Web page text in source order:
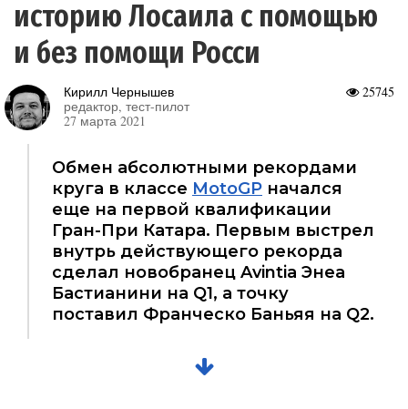
историю Лосаила с помощью
и без помощи Росси
25745
Кирилл Чернышев
редактор, тест-пилот
27 марта 2021
Обмен абсолютными рекордами
круга в классе MotoGP начался
еще на первой квалификации
Гран-При Катара. Первым выстрел
внутрь действующего рекорда
сделал новобранец Avintia Энеа
Бастианини на Q1, а точку
поставил Франческо Баньяя на Q2.